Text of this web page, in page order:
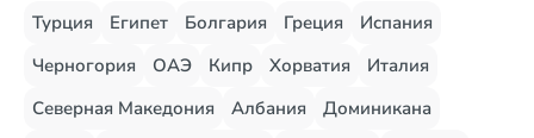
Турция Египет Болгария Греция
Испания
Черногория
ОАЭ Кипр Хорватия
Италия
Северная Македония
Албания
Доминикана